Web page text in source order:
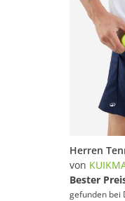
von
Bester
gefunden bei